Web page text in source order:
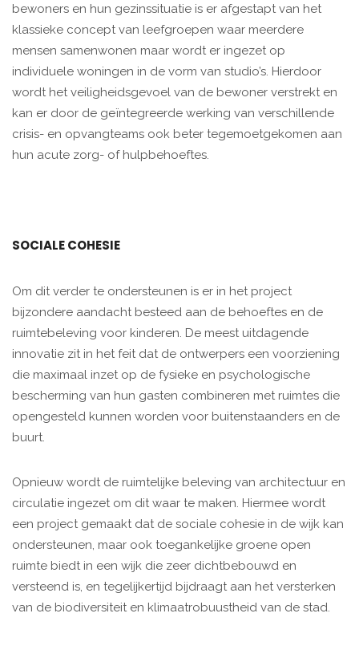
bewoners en hun gezinssituatie is er afgestapt van het
klassieke concept van leefgroepen waar meerdere
mensen samenwonen maar wordt er ingezet op
individuele woningen in de vorm van studio’s. Hierdoor
wordt het veiligheidsgevoel van de bewoner verstrekt en
kan er door de geïntegreerde werking van verschillende
crisis- en opvangteams ook beter tegemoetgekomen aan
hun acute zorg- of hulpbehoeftes.
SOCIALE COHESIE
Om dit verder te ondersteunen is er in het project
bijzondere aandacht besteed aan de behoeftes en de
ruimtebeleving voor kinderen. De meest uitdagende
innovatie zit in het feit dat de ontwerpers een voorziening
die maximaal inzet op de fysieke en psychologische
bescherming van hun gasten combineren met ruimtes die
opengesteld kunnen worden voor buitenstaanders en de
buurt.
Opnieuw wordt de ruimtelijke beleving van architectuur en
circulatie ingezet om dit waar te maken. Hiermee wordt
een project gemaakt dat de sociale cohesie in de wijk kan
ondersteunen, maar ook toegankelijke groene open
ruimte biedt in een wijk die zeer dichtbebouwd en
versteend is, en tegelijkertijd bijdraagt aan het versterken
van de biodiversiteit en klimaatrobuustheid van de stad.